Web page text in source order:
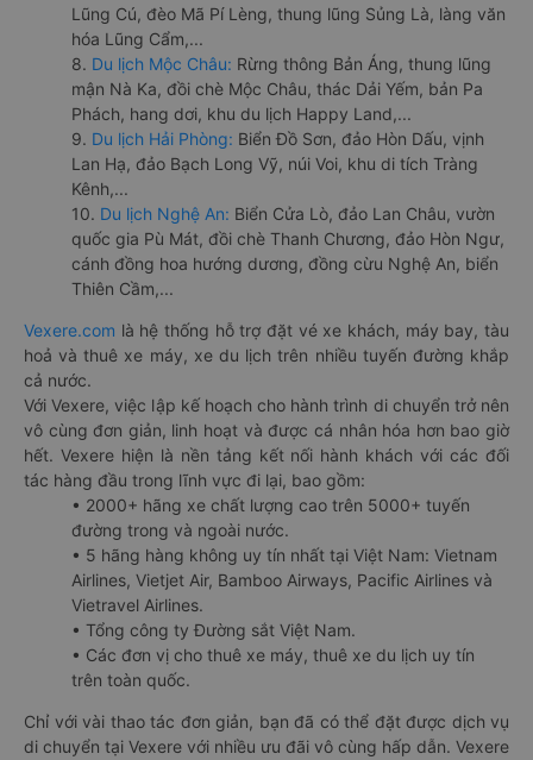
Lũng Cú, đèo Mã Pí Lèng, thung lũng Sủng Là, làng văn
hóa Lũng Cẩm,...
8. Du lịch Mộc Châu: Rừng thông Bản Áng, thung lũng
mận Nà Ka, đồi chè Mộc Châu, thác Dải Yếm, bản Pa
Phách, hang dơi, khu du lịch Happy Land,...
9. Du lịch Hải Phòng: Biển Đồ Sơn, đảo Hòn Dấu, vịnh
Lan Hạ, đảo Bạch Long Vỹ, núi Voi, khu di tích Tràng
Kênh,...
10. Du lịch Nghệ An: Biển Cửa Lò, đảo Lan Châu, vườn
quốc gia Pù Mát, đồi chè Thanh Chương, đảo Hòn Ngư,
cánh đồng hoa hướng dương, đồng cừu Nghệ An, biển
Thiên Cầm,...
Vexere.com là hệ thống hỗ trợ đặt vé xe khách, máy bay, tàu
hoả và thuê xe máy, xe du lịch trên nhiều tuyến đường khắp
cả nước.
Với Vexere, việc lập kế hoạch cho hành trình di chuyển trở nên
vô cùng đơn giản, linh hoạt và được cá nhân hóa hơn bao giờ
hết. Vexere hiện là nền tảng kết nối hành khách với các đối
tác hàng đầu trong lĩnh vực đi lại, bao gồm:
• 2000+ hãng xe chất lượng cao trên 5000+ tuyến
đường trong và ngoài nước.
• 5 hãng hàng không uy tín nhất tại Việt Nam: Vietnam
Airlines, Vietjet Air, Bamboo Airways, Pacific Airlines và
Vietravel Airlines.
• Tổng công ty Đường sắt Việt Nam.
• Các đơn vị cho thuê xe máy, thuê xe du lịch uy tín
trên toàn quốc.
Chỉ với vài thao tác đơn giản, bạn đã có thể đặt được dịch vụ
di chuyển tại Vexere với nhiều ưu đãi vô cùng hấp dẫn. Vexere